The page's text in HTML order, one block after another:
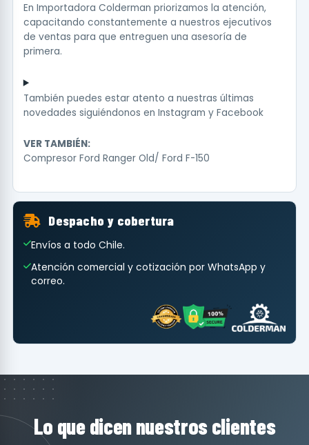
En Importadora Colderman priorizamos la atención,
capacitando constantemente a nuestros ejecutivos
de ventas para que entreguen una asesoría de
primera.
También puedes estar atento a nuestras últimas
novedades siguiéndonos en Instagram y Facebook
VER TAMBIÉN:
Compresor Ford Ranger Old/ Ford F-150
Despacho y cobertura
Envíos a todo Chile.
Atención comercial y cotización por WhatsApp y
correo.
Lo que dicen nuestros clientes